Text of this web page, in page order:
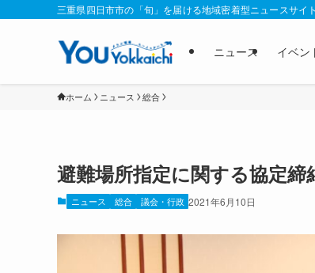
三重県四日市市の「旬」を届ける地域密着型ニュースサイト
ニュース イベン
ホーム ニュース 総合
避難場所指定に関する協定
ニュース 総合 議会・行政 2021年6月10日